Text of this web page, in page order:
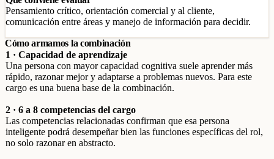
Pensamiento crítico, orientación comercial y al cliente,
comunicación entre áreas y manejo de información para decidir.
Cómo armamos la combinación
1 · Capacidad de aprendizaje
Una persona con mayor capacidad cognitiva suele aprender más
rápido, razonar mejor y adaptarse a problemas nuevos. Para este
cargo es una buena base de la combinación.
2 · 6 a 8 competencias del cargo
Las competencias relacionadas confirman que esa persona
inteligente podrá desempeñar bien las funciones específicas del rol,
no solo razonar en abstracto.